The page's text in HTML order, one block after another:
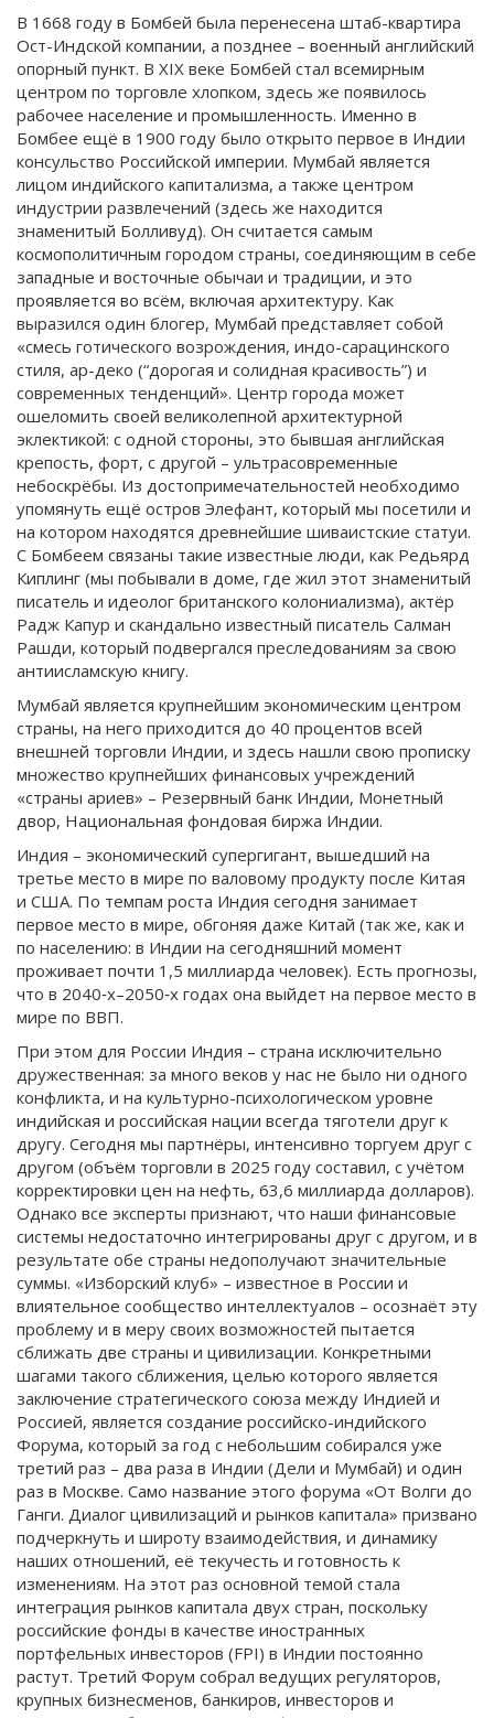
В 1668 году в Бомбей была перенесена штаб-квартира
Ост-Индской компании, а позднее – военный английский
опорный пункт. В XIX веке Бомбей стал всемирным
центром по торговле хлопком, здесь же появилось
рабочее население и промышленность. Именно в
Бомбее ещё в 1900 году было открыто первое в Индии
консульство Российской империи. Мумбай является
лицом индийского капитализма, а также центром
индустрии развлечений (здесь же находится
знаменитый Болливуд). Он считается самым
космополитичным городом страны, соединяющим в себе
западные и восточные обычаи и традиции, и это
проявляется во всём, включая архитектуру. Как
выразился один блогер, Мумбай представляет собой
«смесь готического возрождения, индо-сарацинского
стиля, ар-деко (“дорогая и солидная красивость”) и
современных тенденций». Центр города может
ошеломить своей великолепной архитектурной
эклектикой: с одной стороны, это бывшая английская
крепость, форт, с другой – ультрасовременные
небоскрёбы. Из достопримечательностей необходимо
упомянуть ещё остров Элефант, который мы посетили и
на котором находятся древнейшие шиваистские статуи.
С Бомбеем связаны такие известные люди, как Редьярд
Киплинг (мы побывали в доме, где жил этот знаменитый
писатель и идеолог британского колониализма), актёр
Радж Капур и скандально известный писатель Салман
Рашди, который подвергался преследованиям за свою
антиисламскую книгу.
Мумбай является крупнейшим экономическим центром
страны, на него приходится до 40 процентов всей
внешней торговли Индии, и здесь нашли свою прописку
множество крупнейших финансовых учреждений
«страны ариев» – Резервный банк Индии, Монетный
двор, Национальная фондовая биржа Индии.
Индия – экономический супергигант, вышедший на
третье место в мире по валовому продукту после Китая
и США. По темпам роста Индия сегодня занимает
первое место в мире, обгоняя даже Китай (так же, как и
по населению: в Индии на сегодняшний момент
проживает почти 1,5 миллиарда человек). Есть прогнозы,
что в 2040‑х–2050‑х годах она выйдет на первое место в
мире по ВВП.
При этом для России Индия – страна исключительно
дружественная: за много веков у нас не было ни одного
конфликта, и на культурно-психологическом уровне
индийская и российская нации всегда тяготели друг к
другу. Сегодня мы партнёры, интенсивно торгуем друг с
другом (объём торговли в 2025 году составил, с учётом
корректировки цен на нефть, 63,6 миллиарда долларов).
Однако все эксперты признают, что наши финансовые
системы недостаточно интегрированы друг с другом, и в
результате обе страны недополучают значительные
суммы. «Изборский клуб» – известное в России и
влиятельное сообщество интеллектуалов – осознаёт эту
проблему и в меру своих возможностей пытается
сближать две страны и цивилизации. Конкретными
шагами такого сближения, целью которого является
заключение стратегического союза между Индией и
Россией, является создание российско-индийского
Форума, который за год с небольшим собирался уже
третий раз – два раза в Индии (Дели и Мумбай) и один
раз в Москве. Само название этого форума «От Волги до
Ганги. Диалог цивилизаций и рынков капитала» призвано
подчеркнуть и широту взаимодействия, и динамику
наших отношений, её текучесть и готовность к
изменениям. На этот раз основной темой стала
интеграция рынков капитала двух стран, поскольку
российские фонды в качестве иностранных
портфельных инвесторов (FPI) в Индии постоянно
растут. Третий Форум собрал ведущих регуляторов,
крупных бизнесменов, банкиров, инвесторов и